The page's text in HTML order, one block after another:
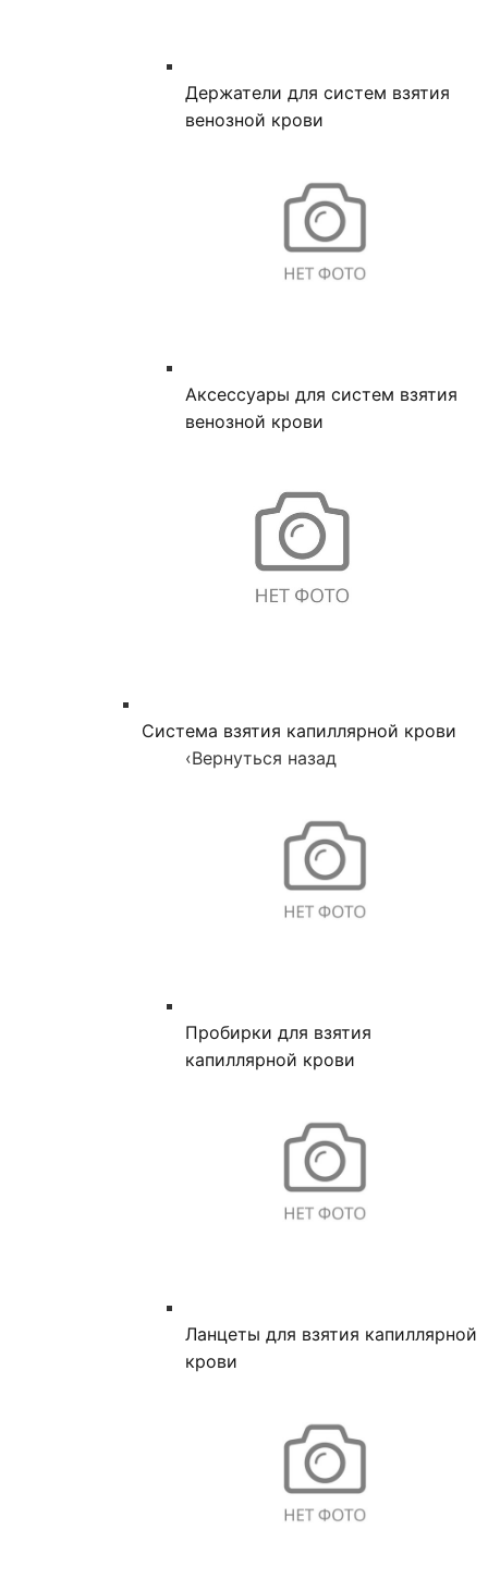
Держатели для систем взятия
венозной крови
Аксессуары для систем взятия
венозной крови
Система взятия капиллярной крови
‹Вернуться назад
Пробирки для взятия
капиллярной крови
Ланцеты для взятия капиллярной
крови